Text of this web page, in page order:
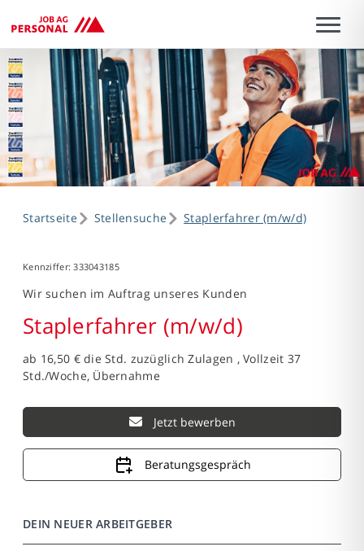
Startseite Stellensuche Staplerfahrer (m/w/d)
Kennziffer: 333043185
Wir suchen im Auftrag unseres Kunden
Staplerfahrer (m/w/d)
ab 16,50 € die Std. zuzüglich Zulagen , Vollzeit 37
Std./Woche, Übernahme
Jetzt bewerben
Beratungsgespräch
DEIN NEUER ARBEITGEBER